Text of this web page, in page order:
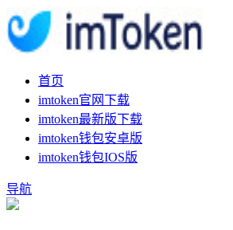
首页
imtoken官网下载
imtoken最新版下载
imtoken钱包安卓版
imtoken钱包IOS版
导航